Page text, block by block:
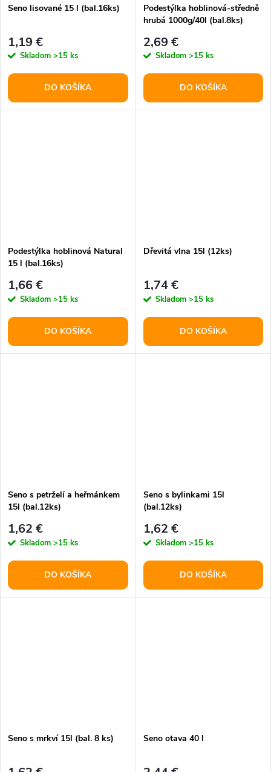
Seno lisované 15 l (bal.16ks)
1,19 €
Skladom >15 ks
DO KOŠÍKA
Podestýlka hoblinová-středně
hrubá 1000g/40l (bal.8ks)
2,69 €
Skladom >15 ks
DO KOŠÍKA
Podestýlka hoblinová Natural
15 l (bal.16ks)
1,66 €
Skladom >15 ks
DO KOŠÍKA
Dřevitá vlna 15l (12ks)
1,74 €
Skladom >15 ks
DO KOŠÍKA
Seno s petrželí a heřmánkem
15l (bal.12ks)
1,62 €
Skladom >15 ks
DO KOŠÍKA
Seno s bylinkami 15l
(bal.12ks)
1,62 €
Skladom >15 ks
DO KOŠÍKA
Seno s mrkví 15l (bal. 8 ks) Seno otava 40 l